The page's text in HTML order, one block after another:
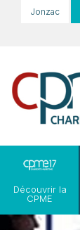
Jonzac
Découvrir la
CPME